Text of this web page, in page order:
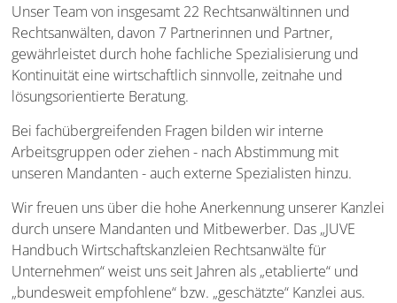
Unser Team von insgesamt 22 Rechtsanwältinnen und
Rechtsanwälten, davon 7 Partnerinnen und Partner,
gewährleistet durch hohe fachliche Spezialisierung und
Kontinuität eine wirtschaftlich sinnvolle, zeitnahe und
lösungsorientierte Beratung.
Bei fachübergreifenden Fragen bilden wir interne
Arbeitsgruppen oder ziehen - nach Abstimmung mit
unseren Mandanten - auch externe Spezialisten hinzu.
Wir freuen uns über die hohe Anerkennung unserer Kanzlei
durch unsere Mandanten und Mitbewerber. Das „JUVE
Handbuch Wirtschaftskanzleien Rechtsanwälte für
Unternehmen“ weist uns seit Jahren als „etablierte“ und
„bundesweit empfohlene“ bzw. „geschätzte“ Kanzlei aus.